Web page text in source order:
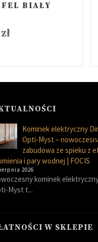
BIAŁY
zł
Kominek elektryczny
Opti-Myst –
zabudowa ze spieku z
i pary wodnej | FOCIS
2026
kominek
Myst t...
W SKLEPIE